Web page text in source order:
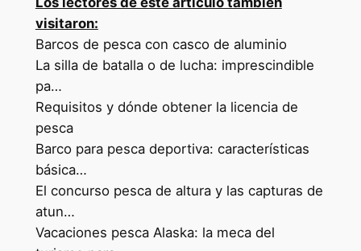
visitaron:
Barcos de pesca con casco de aluminio
La silla de batalla o de lucha: imprescindible
pa…
Requisitos y dónde obtener la licencia de
pesca
Barco para pesca deportiva: características
básica…
El concurso pesca de altura y las capturas de
atun…
Vacaciones pesca Alaska: la meca del